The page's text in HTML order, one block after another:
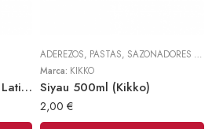
Harina maca 250gr (La Latina)
ADEREZOS, PASTAS, SAZONADORES Y CONDIMENTOS
Marca: KIKKO
Siyau 500ml (Kikko)
2,00 €